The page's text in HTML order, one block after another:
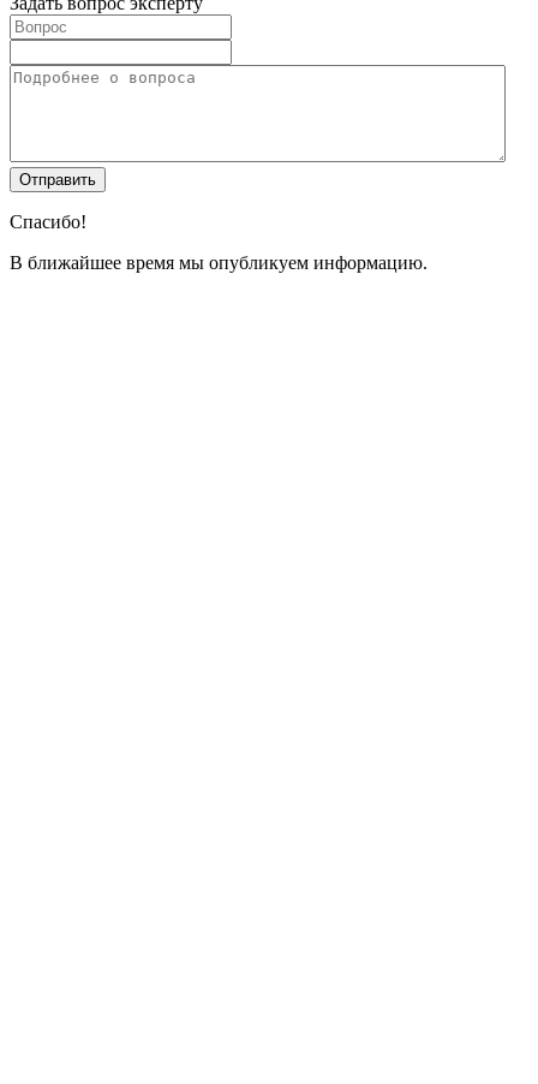
Спасибо!
В ближайшее время мы опубликуем информацию.